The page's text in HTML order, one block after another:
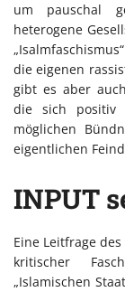
um pauschal
heterogene
die eigenen
gibt es aber
die sich positiv
möglichen
eigentlichen
INPUT
Eine Leitfrage
kritischer
„Islamischen